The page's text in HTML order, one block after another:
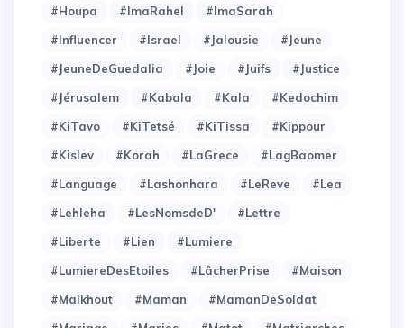
#Houpa
#ImaRahel
#ImaSarah
#Influencer
#Israel #Jalousie
#Jeune
#JeuneDeGuedalia
#Joie #Juifs
#Justice
#Jérusalem
#Kabala #Kala
#Kedochim
#KiTavo
#KiTetsé #KiTissa
#Kippour
#Kislev
#Korah #LaGrece
#LagBaomer
#Language
#Lashonhara #LeReve
#Lea
#Lehleha
#LesNomsdeD'
#Lettre
#Liberte
#Lien
#Lumiere
#LumiereDesEtoiles
#LâcherPrise
#Maison
#Malkhout
#Maman
#MamanDeSoldat